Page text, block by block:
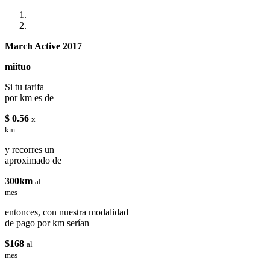
March Active 2017
miituo
Si tu tarifa
por km es de
$ 0.56 x
km
y recorres un
aproximado de
300km al
mes
entonces, con nuestra modalidad
de pago por km serían
$168 al
mes